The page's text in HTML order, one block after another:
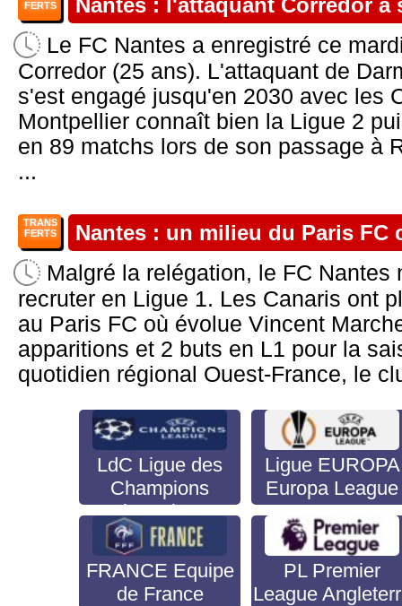
FERTS
Nantes : l'attaquant Corredor a
Le FC Nantes a enregistré ce
Corredor (25 ans). L'attaquant de
s'est engagé jusqu'en 2030 avec les
Montpellier connaît bien la Ligue 2
en 89 matchs lors de son passage à
...
TRANS
FERTS
Nantes : un milieu du Paris FC
Malgré la relégation, le FC Nantes
recruter en Ligue 1. Les Canaris ont
au Paris FC où évolue Vincent
apparitions et 2 buts en L1 pour la
quotidien régional Ouest-France, le
LdC Ligue des
Champions
Champion's
League
Ligue EUROPA
Europa League
FRANCE Equipe
de France
PL Premier
League